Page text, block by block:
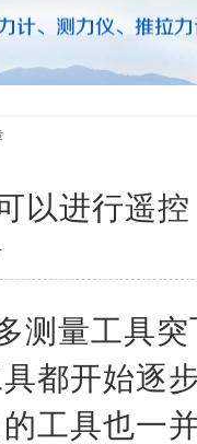
压力测力计
以进行遥控
测量工具
都开始逐
工具也一